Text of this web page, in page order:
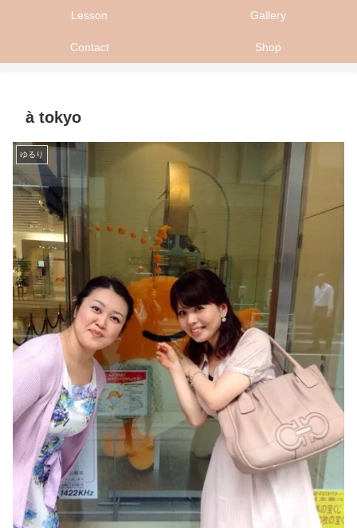
Lesson Gallery
Contact Shop
à tokyo
ゆるり